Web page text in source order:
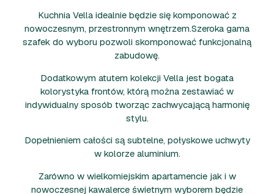
Kuchnia Vella idealnie będzie się komponować z
nowoczesnym, przestronnym wnętrzem.Szeroka gama
szafek do wyboru pozwoli skomponować funkcjonalną
zabudowę.
Dodatkowym atutem kolekcji Vella jest bogata
kolorystyka frontów, którą można zestawiać w
indywidualny sposób tworząc zachwycającą harmonię
stylu.
Dopełnieniem całości są subtelne, połyskowe uchwyty
w kolorze aluminium.
Zarówno w wielkomiejskim apartamencie jak i w
nowoczesnej kawalerce świetnym wyborem będzie